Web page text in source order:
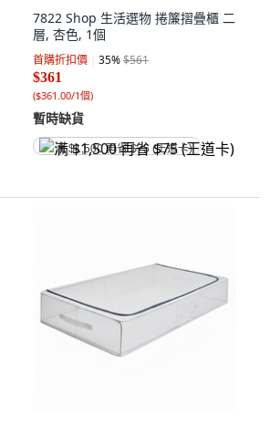
7822 Shop 生活選物 捲簾摺疊櫃 二
層, 杏色, 1個
首購折扣價 35%$561
$361
($361.00/1個)
暫時缺貨
满 $1,500 再省 $75 (王道卡)